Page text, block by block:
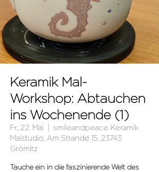
Keramik Mal-
Workshop: Abtauchen
ins Wochenende (1)
Fr., 22. Mai
smileandpeace Keramik
Malstudio, Am Strande 15, 23743
Grömitz
Tauche ein in die faszinierende Welt des